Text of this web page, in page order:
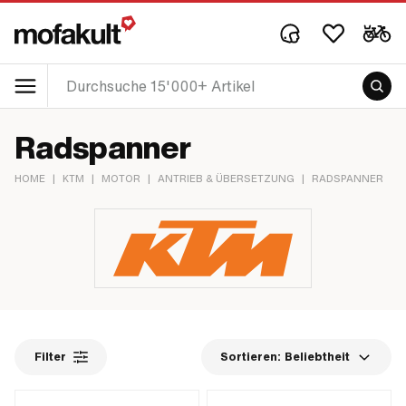
Radspanner
HOME | KTM | MOTOR | ANTRIEB & ÜBERSETZUNG | RADSPANNER
Filter Sortieren: Beliebtheit